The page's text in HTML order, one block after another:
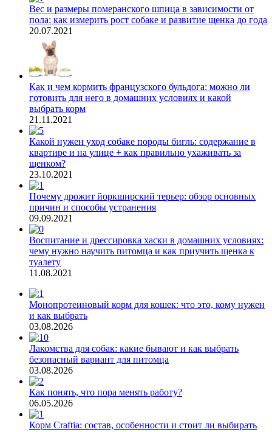
Вес и размеры померанского шпица в зависимости от
пола: как измерить рост собаке и развитие щенка до года
20.07.2021
Как и чем кормить французского бульдога: можно ли
готовить для него в домашних условиях и какой
выбрать корм
21.11.2021
Какой нужен уход собаке породы бигль: содержание в
квартире и на улице + как правильно ухаживать за
щенком?
23.10.2021
Почему дрожит йоркширский терьер: обзор основных
причин и способы устранения
09.09.2021
Воспитание и дрессировка хаски в домашних условиях:
чему нужно научить питомца и как приучить щенка к
туалету
11.08.2021
Монопротеиновый корм для кошек: что это, кому нужен
и как выбрать
03.08.2026
Лакомства для собак: какие бывают и как выбрать
безопасный вариант для питомца
03.08.2026
Как понять, что пора менять работу?
06.05.2026
Корм Craftia: состав, особенности и стоит ли выбирать